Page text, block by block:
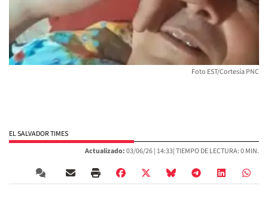
Foto EST/Cortesía PNC
EL SALVADOR TIMES
Actualizado:03/06/26 | 14:33| TIEMPO DE LECTURA: 0 MIN.